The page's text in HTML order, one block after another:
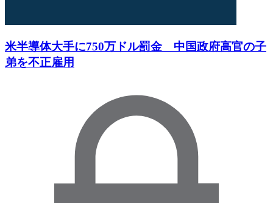
米半導体大手に750万ドル罰金 中国政府高官の子
弟を不正雇用